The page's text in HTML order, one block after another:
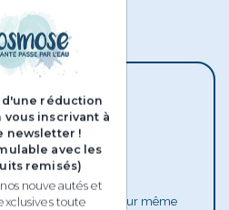
En stock
frais
)
une expédition le jour même
réduction
vous inscrivant à
newsletter !
avec les
remisés)
nouveautés et
toute